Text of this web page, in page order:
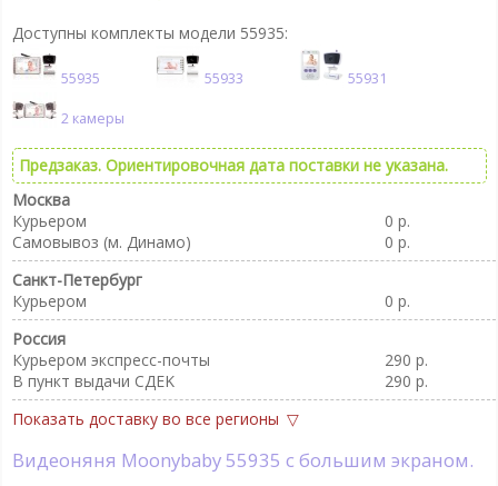
Доступны комплекты модели 55935:
55935 55933 55931
2 камеры
Предзаказ. Ориентировочная дата поставки не указана.
Москва
Курьером
0 р.
Самовывоз (м. Динамо)
0 р.
Санкт-Петербург
Курьером
0 р.
Россия
Курьером экспресс-почты
290 р.
В пункт выдачи CДEK
290 р.
Показать доставку во все регионы
Видеоняня Moonybaby 55935 с большим экраном.